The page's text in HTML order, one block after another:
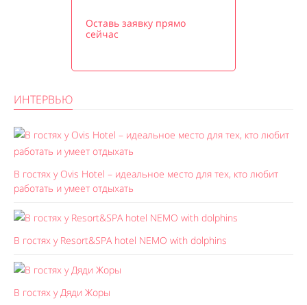
Оставь заявку прямо
сейчас
ИНТЕРВЬЮ
В гостях у Ovis Hotel – идеальное место для тех, кто любит
работать и умеет отдыхать
В гостях у Resort&SPA hotel NEMO with dolphins
В гостях у Дяди Жоры